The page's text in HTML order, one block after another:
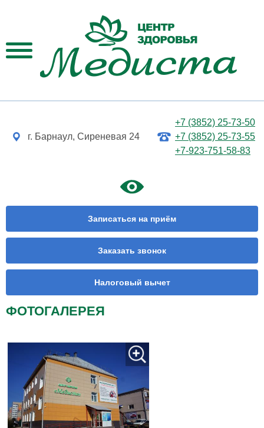
г. Барнаул, Сиреневая 24
+7 (3852) 25-73-50
+7 (3852) 25-73-55
+7-923-751-58-83
Записаться на приём
Заказать звонок
Налоговый вычет
ФОТОГАЛЕРЕЯ